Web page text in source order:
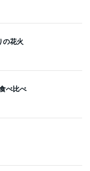
の花火
べ比べ